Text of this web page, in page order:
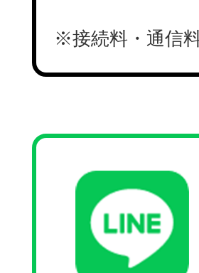
※接続料・通信